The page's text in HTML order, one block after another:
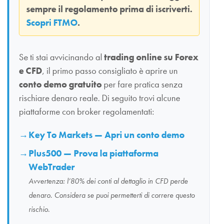
sempre il regolamento prima di iscriverti.
Scopri FTMO.
Se ti stai avvicinando al trading online su Forex
e CFD, il primo passo consigliato è aprire un
conto demo gratuito per fare pratica senza
rischiare denaro reale. Di seguito trovi alcune
piattaforme con broker regolamentati:
Key To Markets — Apri un conto demo
Plus500 — Prova la piattaforma
WebTrader
Avvertenza: l’80% dei conti al dettaglio in CFD perde
denaro. Considera se puoi permetterti di correre questo
rischio.